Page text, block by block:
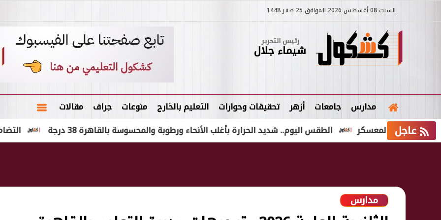
السبت 08 أغسطس 2026 الموافق 25 صفر 1448
رئيس التحرير
شيماء جلال
مدارس جامعات أزهر تحقيقات وحوارات التعليم بالخارج منوعات جراف مقالات
عاجل التضامن: إنقاذ كبار بلا مأوى فى 6 الطقس اليوم.. شديد الحرارة بأغلب الأنحاء ورطوبة والمحسوسة بالقاهرة 38 درجة عن المعسكر
مدارس